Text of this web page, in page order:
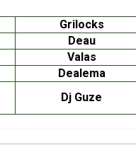
Grilocks
Deau
Valas
Dealema
Dj Guze